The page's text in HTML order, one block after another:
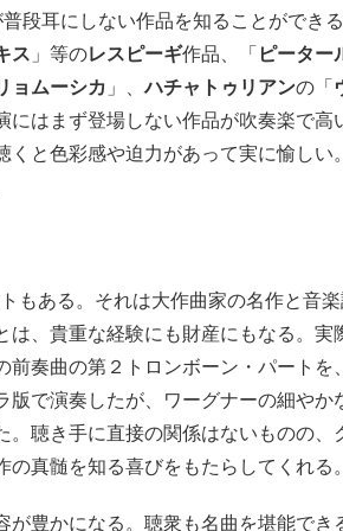
段耳にしない作品を知ることができる
ス 」等のレスピーギ作品、「 ピーター
ョムーシカ 」、ハチャトゥリアンの「
にはまず登場しない作品が吹奏楽で高
と色彩感や迫力があって実に愉しい。
もある。それは大作曲家の名作と音
、貴重な経験にも財産にもなる。実
奏曲の第２トロンボーン・パートを、
で演奏したが、ワーグナーの細やか
聴き手に直接の関係はないものの、
真髄を知る喜びをもたらしてくれる。
豊かになる。聴衆も名曲を堪能でき